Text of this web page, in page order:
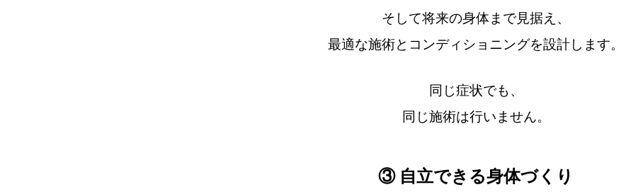
そして将来の身体まで見据え、
最適な施術とコンディショニングを設計します。
同じ症状でも、
同じ施術は行いません。
③ 自立できる身体づくり